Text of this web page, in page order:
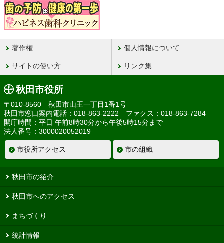
著作権 個人情報について
サイトの使い方 リンク集
秋田市役所
〒010-8560 秋田市山王一丁目1番1号
秋田市窓口案内電話：018-863-2222 ファクス：018-863-7284
開庁時間：平日 午前8時30分から午後5時15分まで
法人番号：3000020052019
市役所アクセス 市の組織
秋田市の紹介
秋田市へのアクセス
まちづくり
統計情報